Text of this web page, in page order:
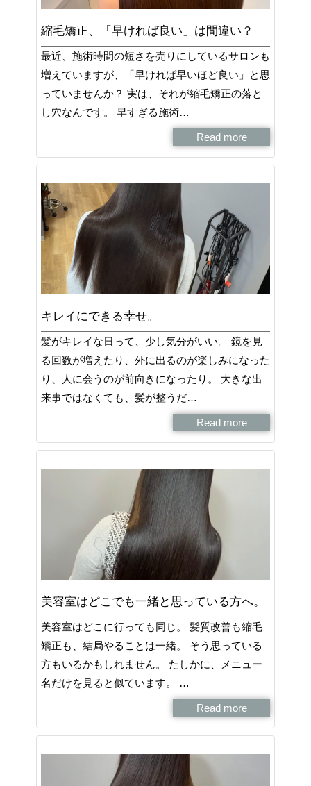
縮毛矯正、「早ければ良い」は間違い？
最近、施術時間の短さを売りにしているサロンも
増えていますが、「早ければ早いほど良い」と思
っていませんか？ 実は、それが縮毛矯正の落と
し穴なんです。 早すぎる施術…
Read more
キレイにできる幸せ。
髪がキレイな日って、少し気分がいい。 鏡を見
る回数が増えたり、外に出るのが楽しみになった
り、人に会うのが前向きになったり。 大きな出
来事ではなくても、髪が整うだ…
Read more
美容室はどこでも一緒と思っている方へ。
美容室はどこに行っても同じ。 髪質改善も縮毛
矯正も、結局やることは一緒。 そう思っている
方もいるかもしれません。 たしかに、メニュー
名だけを見ると似ています。 …
Read more